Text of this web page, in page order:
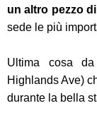
un altro pezzo
sede le più
Ultima cosa
Highlands Ave)
durante la bella